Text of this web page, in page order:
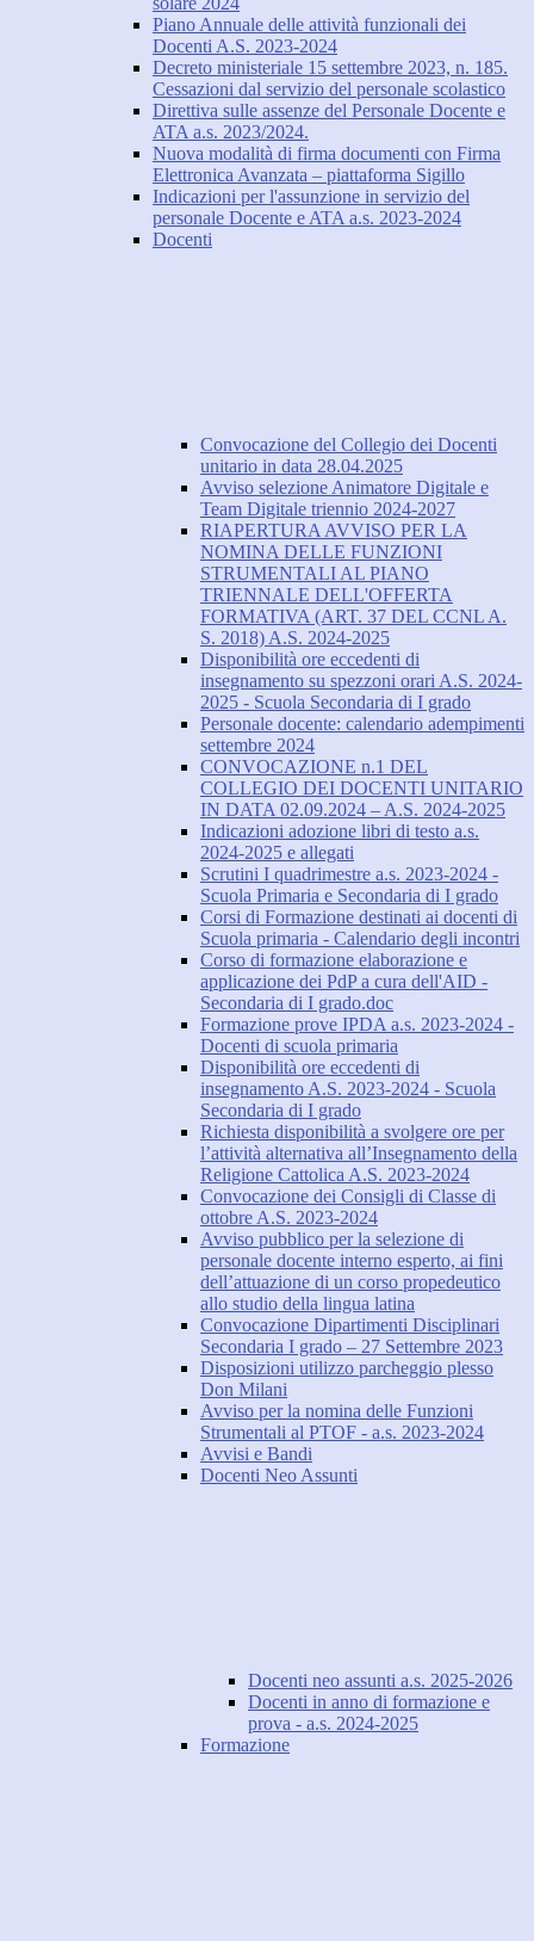
Piano Annuale delle attività funzionali dei
Docenti A.S. 2023-2024
Decreto ministeriale 15 settembre 2023, n. 185.
Cessazioni dal servizio del personale scolastico
Direttiva sulle assenze del Personale Docente e
ATA a.s. 2023/2024.
Nuova modalità di firma documenti con Firma
Elettronica Avanzata – piattaforma Sigillo
Indicazioni per l'assunzione in servizio del
personale Docente e ATA a.s. 2023-2024
Docenti
Convocazione del Collegio dei Docenti
unitario in data 28.04.2025
Avviso selezione Animatore Digitale e
Team Digitale triennio 2024-2027
RIAPERTURA AVVISO PER LA
NOMINA DELLE FUNZIONI
STRUMENTALI AL PIANO
TRIENNALE DELL'OFFERTA
FORMATIVA (ART. 37 DEL CCNL A.
S. 2018) A.S. 2024-2025
Disponibilità ore eccedenti di
insegnamento su spezzoni orari A.S. 2024-
2025 - Scuola Secondaria di I grado
Personale docente: calendario adempimenti
settembre 2024
CONVOCAZIONE n.1 DEL
COLLEGIO DEI DOCENTI UNITARIO
IN DATA 02.09.2024 – A.S. 2024-2025
Indicazioni adozione libri di testo a.s.
2024-2025 e allegati
Scrutini I quadrimestre a.s. 2023-2024 -
Scuola Primaria e Secondaria di I grado
Corsi di Formazione destinati ai docenti di
Scuola primaria - Calendario degli incontri
Corso di formazione elaborazione e
applicazione dei PdP a cura dell'AID -
Secondaria di I grado.doc
Formazione prove IPDA a.s. 2023-2024 -
Docenti di scuola primaria
Disponibilità ore eccedenti di
insegnamento A.S. 2023-2024 - Scuola
Secondaria di I grado
Richiesta disponibilità a svolgere ore per
l’attività alternativa all’Insegnamento della
Religione Cattolica A.S. 2023-2024
Convocazione dei Consigli di Classe di
ottobre A.S. 2023-2024
Avviso pubblico per la selezione di
personale docente interno esperto, ai fini
dell’attuazione di un corso propedeutico
allo studio della lingua latina
Convocazione Dipartimenti Disciplinari
Secondaria I grado – 27 Settembre 2023
Disposizioni utilizzo parcheggio plesso
Don Milani
Avviso per la nomina delle Funzioni
Strumentali al PTOF - a.s. 2023-2024
Avvisi e Bandi
Docenti Neo Assunti
Docenti neo assunti a.s. 2025-2026
Docenti in anno di formazione e
prova - a.s. 2024-2025
Formazione